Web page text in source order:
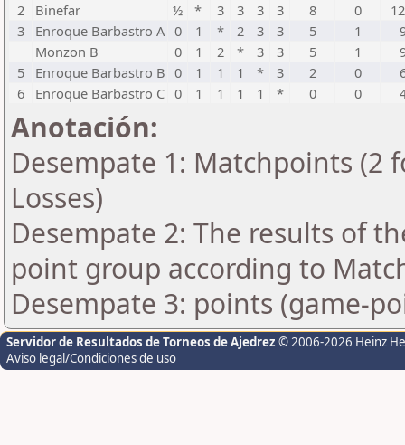
2
Binefar ½ * 3 3 3 3 8 0
3
Enroque Barbastro A 0 1 * 2 3 3 5 1
Monzon B
0 1 2 * 3 3 5 1
5
Enroque Barbastro B 0 1 1 1 * 3 2 0
6
Enroque Barbastro C 0 1 1 1 1 * 0 0
Anotación:
Desempate 1: Matchpoints (2
Losses)
Desempate 2: The results of
point group according to
Desempate 3: points (game-
Servidor de Resultados de Torneos de Ajedrez © 2006-2026 Heinz
Aviso legal/Condiciones de uso